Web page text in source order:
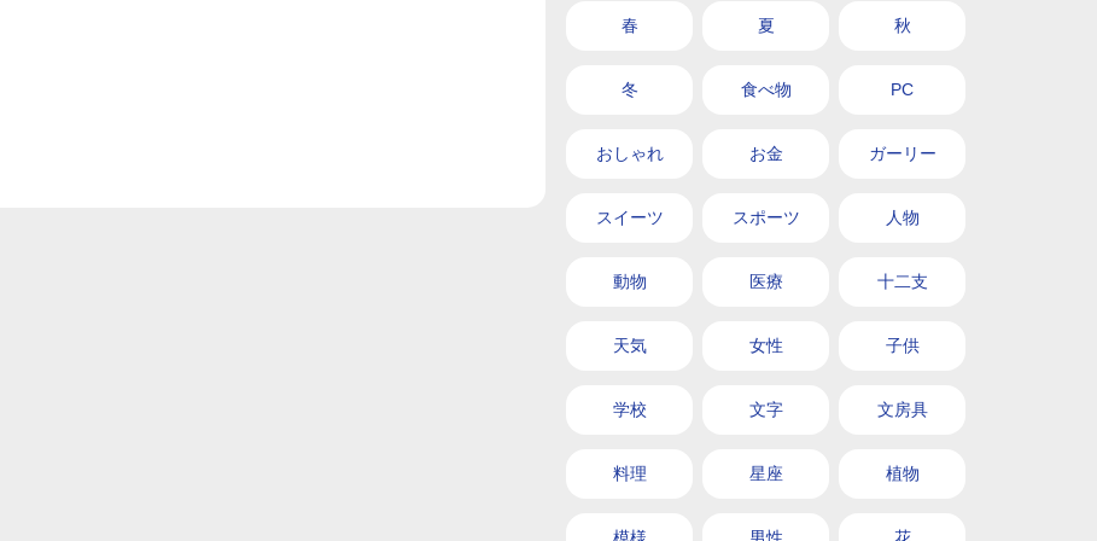
春 夏 秋
冬 食べ物 PC
おしゃれ お金 ガーリー
スイーツ スポーツ 人物
動物 医療 十二支
天気 女性 子供
学校 文字 文房具
料理 星座 植物